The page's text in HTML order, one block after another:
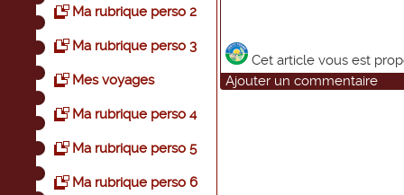
Ma rubrique perso 2
Ma rubrique perso 3
Mes voyages
Ma rubrique perso 4
Ma rubrique perso 5
Ma rubrique perso 6
Cet article vous est
Ajouter un commentaire